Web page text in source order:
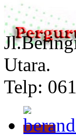
Utara.
Telp: